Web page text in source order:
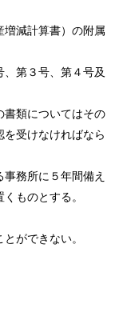
増減計算書）の附属
第３号、第４号及
書類についてはその
受けなければなら
務所に５年間備え
ものとする。
ができない。